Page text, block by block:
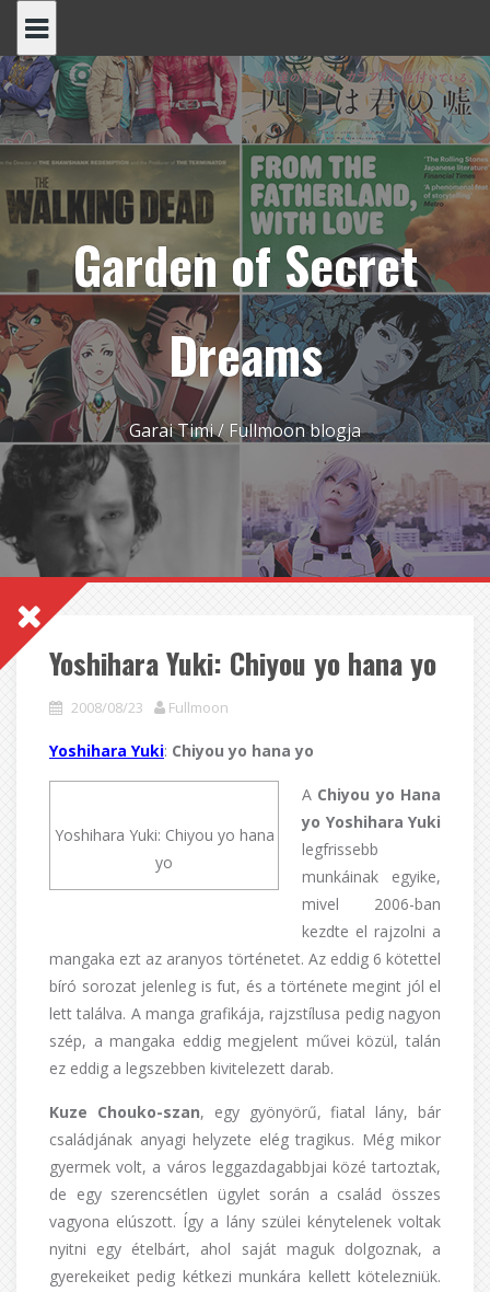
content
Garden of Secret
Dreams
Garai Timi / Fullmoon blogja
Yoshihara Yuki: Chiyou yo hana yo
2008/08/23 Fullmoon
Yoshihara Yuki: Chiyou yo hana yo
Yoshihara Yuki: Chiyou yo hana
yo
A Chiyou yo Hana
yo Yoshihara Yuki
legfrissebb
munkáinak egyike,
mivel 2006-ban
kezdte el rajzolni a
mangaka ezt az aranyos történetet. Az eddig 6 kötettel
bíró sorozat jelenleg is fut, és a története megint jól el
lett találva. A manga grafikája, rajzstílusa pedig nagyon
szép, a mangaka eddig megjelent művei közül, talán
ez eddig a legszebben kivitelezett darab.
Kuze Chouko-szan, egy gyönyörű, fiatal lány, bár
családjának anyagi helyzete elég tragikus. Még mikor
gyermek volt, a város leggazdagabbjai közé tartoztak,
de egy szerencsétlen ügylet során a család összes
vagyona elúszott. Így a lány szülei kénytelenek voltak
nyitni egy ételbárt, ahol saját maguk dolgoznak, a
gyerekeiket pedig kétkezi munkára kellett kötelezniük.